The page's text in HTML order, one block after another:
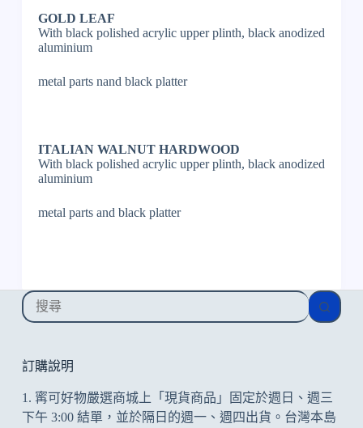
GOLD LEAF
With black polished acrylic upper plinth, black anodized
aluminium
metal parts nand black platter
ITALIAN WALNUT HARDWOOD
With black polished acrylic upper plinth, black anodized
aluminium
metal parts and black platter
找
不
符
的
訂購說明
1. 寗可好物嚴選商城上「現貨商品」固定於週日、週三
下午 3:00 結單，並於隔日的週一、週四出貨。台灣本島